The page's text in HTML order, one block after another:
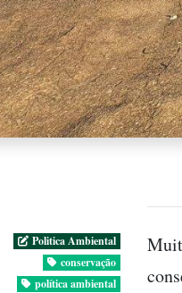
Politica Ambiental
conservação
política ambiental